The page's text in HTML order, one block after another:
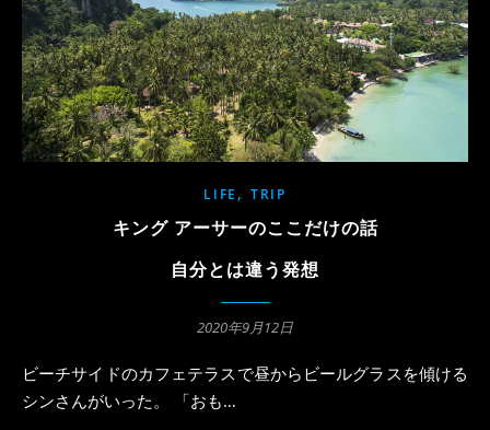
LIFE , TRIP
キング アーサーのここだけの話
自分とは違う発想
2020年9月12日
ビーチサイドのカフェテラスで昼からビールグラスを傾ける
シンさんがいった。 「おも…